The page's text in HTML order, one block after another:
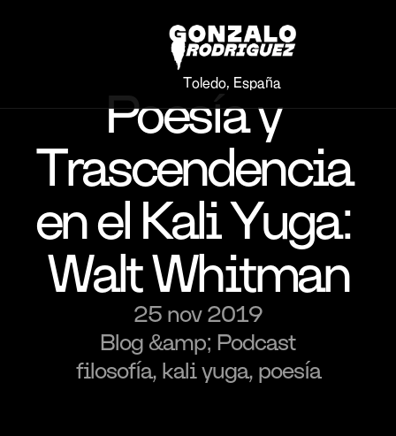
Toledo, España
Poesía y
Trascendencia
en el Kali Yuga:
Walt Whitman
25 nov 2019
Blog &amp; Podcast
filosofía, kali yuga, poesía